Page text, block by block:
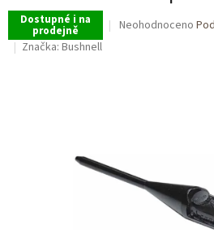
Dostupné i na
prodejně
Průměrné
Neohodnoceno
Značka: Bushnell